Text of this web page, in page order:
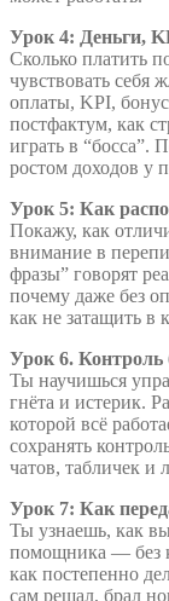
Урок 4: Деньги,
Сколько платить
чувствовать себя
оплаты, KPI,
постфактум, как
играть в “босса”.
ростом доходов у
Урок 5: Как
Покажу, как
внимание в
фразы” говорят
почему даже без
как не затащить в
Урок 6. Контроль
Ты научишься
гнёта и истерик.
которой всё
сохранять
чатов, табличек и
Урок 7: Как
Ты узнаешь, как
помощника — без
как постепенно
сам решал, брал